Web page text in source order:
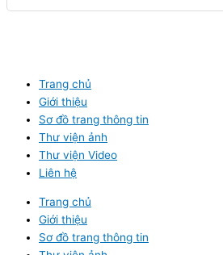
Trang chủ
Giới thiệu
Sơ đồ trang thông tin
Thư viện ảnh
Thư viện Video
Liên hệ
Trang chủ
Giới thiệu
Sơ đồ trang thông tin